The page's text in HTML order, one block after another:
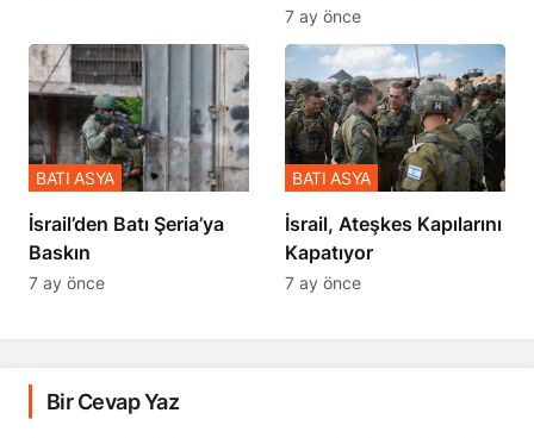
7 ay önce
​​​​​​​İsrail’den Batı Şeria’ya
Baskın
BATI ASYA
7 ay önce
İsrail, Ateşkes Kapılarını
Kapatıyor
BATI ASYA
7 ay önce
Bir Cevap Yaz